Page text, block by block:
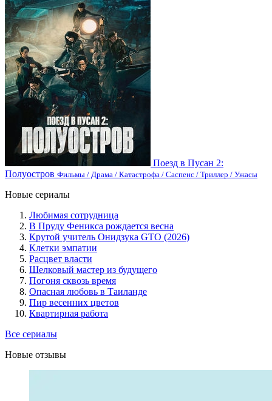
Поезд в Пусан 2:
Полуостров Фильмы / Драма / Катастрофа / Саспенс / Триллер / Ужасы
Новые сериалы
Любимая сотрудница
В Пруду Феникса рождается весна
Крутой учитель Онидзука GTO (2026)
Клетки эмпатии
Расцвет власти
Шелковый мастер из будущего
Погоня сквозь время
Опасная любовь в Таиланде
Пир весенних цветов
Квартирная работа
Все сериалы
Новые отзывы